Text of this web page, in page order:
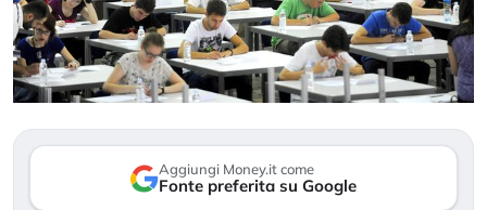
Aggiungi Money.it come
Fonte preferita su Google